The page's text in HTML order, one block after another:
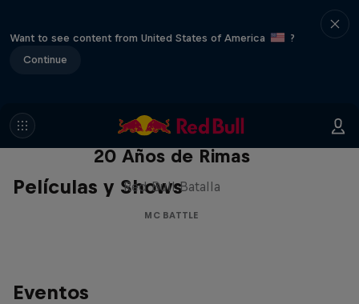
Want to see content from United States of America
?
Continue
Películas y Shows
Red Bull Batalla Nueva Historia:
20 Años de Rimas
Red Bull Batalla
MC BATTLE
Eventos